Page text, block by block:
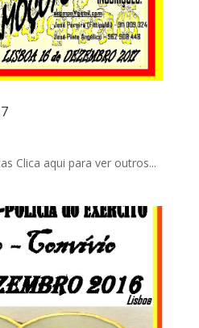
Clica aqui para ver outros...